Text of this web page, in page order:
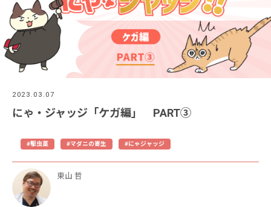
2023.03.07
にゃ・ジャッジ「ケガ編」 PART③
#駆虫薬 #マダニの寄生 #にゃジャッジ
東山 哲